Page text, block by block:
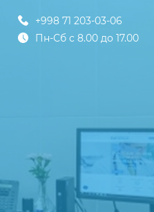
+998 71 203-03-06
Пн-Сб с 8.00 до 17.00